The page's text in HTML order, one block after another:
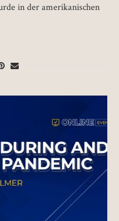
in der amerikanischen